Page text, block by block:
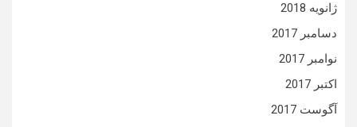
ژانویه 2018
دسامبر 2017
نوامبر 2017
اکتبر 2017
آگوست 2017